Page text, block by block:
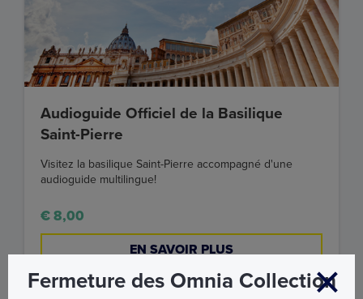
Audioguide Officiel de la Basilique
Saint-Pierre
Visitez la basilique Saint-Pierre accompagné d'une
audioguide multilingue!
€ 8,00
EN SAVOIR PLUS
Fermeture des Omnia Collection